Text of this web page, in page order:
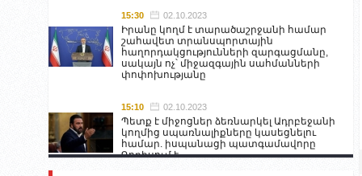
15:30 02.10.2023
Իրանը կողմ է տարածաշրջանի համար
շահավետ տրանսպորտային
հաղորդակցությունների զարգացմանը,
սակայն ոչ՝ միջազգային սահմանների
փոփոխությանը
15:10 02.10.2023
Պետք է միջոցներ ձեռնարկել Ադրբեջանի
կողմից սպառնալիքները կասեցնելու
համար. իսպանացի պատգամավորը
Գորիսում է